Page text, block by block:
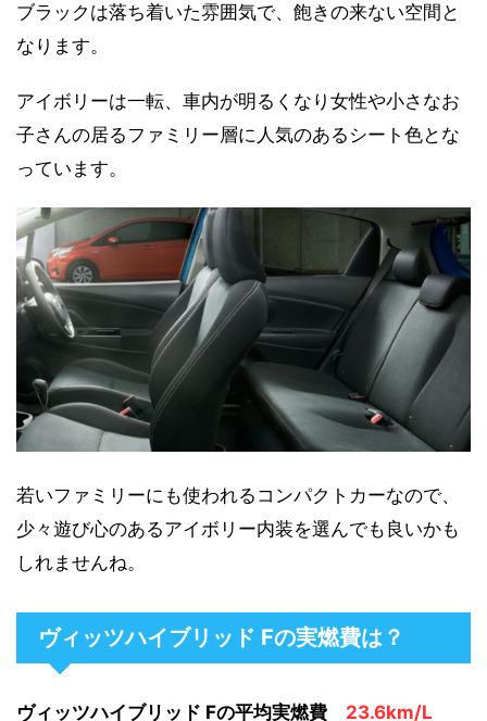
ブラックは落ち着いた雰囲気で、飽きの来ない空間と
なります。
アイボリーは一転、車内が明るくなり女性や小さなお
子さんの居るファミリー層に人気のあるシート色とな
っています。
若いファミリーにも使われるコンパクトカーなので、
少々遊び心のあるアイボリー内装を選んでも良いかも
しれませんね。
ヴィッツハイブリッド Fの実燃費は？
ヴィッツハイブリッド Fの平均実燃費 23.6km/L